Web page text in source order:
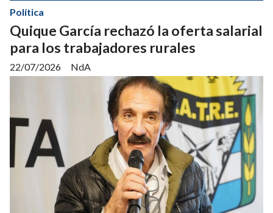
Quique García rechazó la oferta salarial
para los trabajadores rurales
NdA
Política
22/07/2026